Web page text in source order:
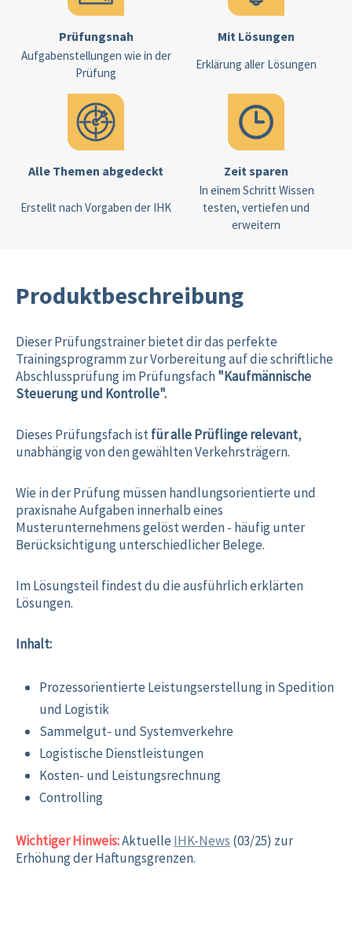
Prüfungsnah Mit Lösungen
Alle Themen abgedeckt Zeit sparen
Aufgabenstellungen wie in der
Prüfung
Erklärung aller Lösungen
Erstellt nach Vorgaben der IHK
In einem Schritt Wissen
testen, vertiefen und
erweitern
Produktbeschreibung
Dieser Prüfungstrainer bietet dir das perfekte
Trainingsprogramm zur Vorbereitung auf die schriftliche
Abschlussprüfung im Prüfungsfach"Kaufmännische
Steuerung und Kontrolle".
Dieses Prüfungsfach istfür alle Prüflinge relevant,
unabhängig von den gewählten Verkehrsträgern.
Wie in der Prüfung müssen handlungsorientierte und
praxisnahe Aufgaben innerhalb eines
Musterunternehmens gelöst werden - häufig unter
Berücksichtigung unterschiedlicher Belege.
Im Lösungsteil findest du die ausführlich erklärten
Lösungen.
Inhalt:
Prozessorientierte Leistungserstellung in Spedition
und Logistik
Sammelgut- und Systemverkehre
Logistische Dienstleistungen
Kosten- und Leistungsrechnung
Controlling
Wichtiger Hinweis:Aktuelle IHK-News (03/25) zur
Erhöhung der Haftungsgrenzen.